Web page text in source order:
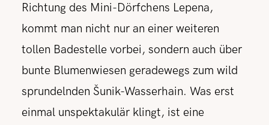
Richtung des Mini-Dörfchens Lepena,
kommt man nicht nur an einer weiteren
tollen Badestelle vorbei, sondern auch über
bunte Blumenwiesen geradewegs zum wild
sprundelnden Šunik-Wasserhain. Was erst
einmal unspektakulär klingt, ist eine